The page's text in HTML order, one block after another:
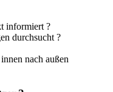
informiert ?
durchsucht ?
nach außen